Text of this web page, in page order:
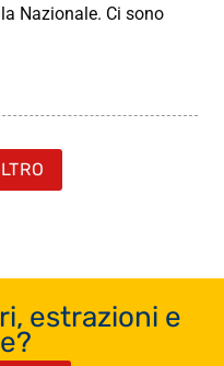
Nazionale. Ci sono
estrazioni e